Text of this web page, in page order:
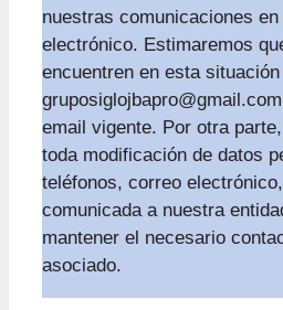
nuestras comunicaciones
electrónico. Estimaremos
encuentren en esta
gruposiglojbapro@gmail.com
email vigente. Por otra
toda modificación de datos
teléfonos, correo
comunicada a nuestra
mantener el necesario
asociado.